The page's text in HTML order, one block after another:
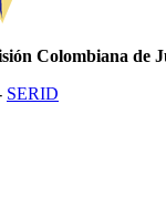
Colombiana de
SERID